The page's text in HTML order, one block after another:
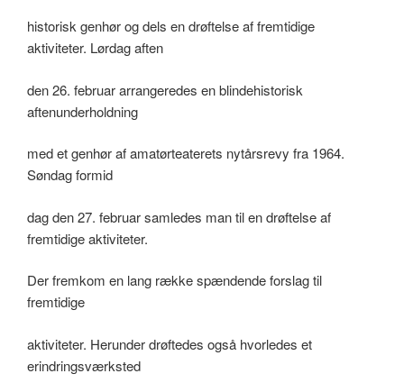
historisk genhør og dels en drøftelse af fremtidige
aktiviteter. Lørdag aften
den 26. februar arrangeredes en blindehistorisk
aftenunderholdning
med et genhør af amatørteaterets nytårsrevy fra 1964.
Søndag formid
dag den 27. februar samledes man til en drøftelse af
fremtidige aktiviteter.
Der fremkom en lang række spændende forslag til
fremtidige
aktiviteter. Herunder drøftedes også hvorledes et
erindringsværksted